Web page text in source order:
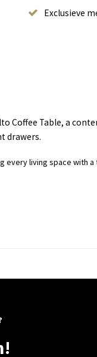
Exclusieve
Coffee Table, a
drawers.
every living space with